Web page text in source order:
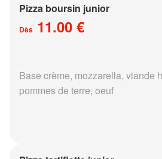
Pizza boursin junior
Dès 11.00 €
Base crème, mozzarella, viande
pommes de terre, oeuf